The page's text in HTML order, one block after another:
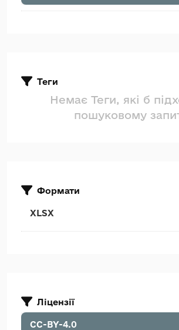
Теги
Немає Теги, які б
пошуковому
Формати
XLSX
Ліцензії
CC-BY-4.0